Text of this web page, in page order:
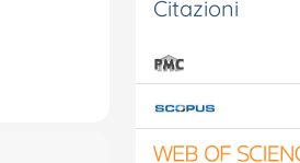
Citazioni